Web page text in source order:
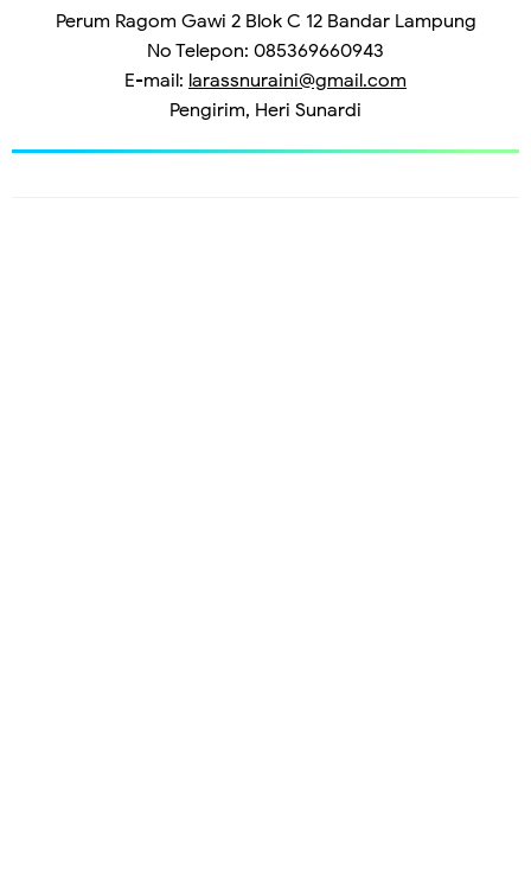
Perum Ragom Gawi 2 Blok C 12 Bandar Lampung
No Telepon: 085369660943
E-mail: larassnuraini@gmail.com
Pengirim, Heri Sunardi